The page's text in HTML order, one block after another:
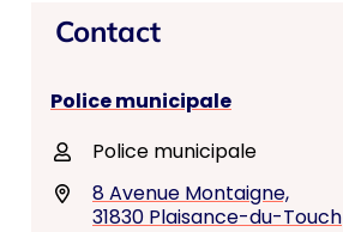
Contact
Police municipale
Police municipale
8 Avenue Montaigne,
31830 Plaisance-du-Touch